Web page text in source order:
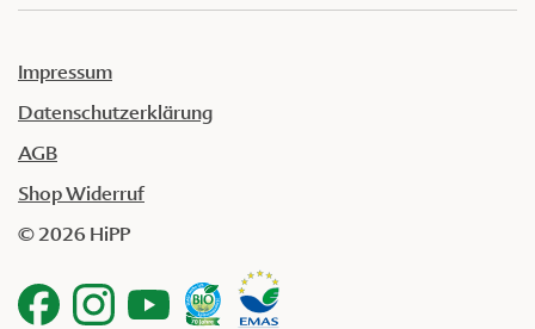
Impressum
Datenschutzerklärung
AGB
Shop Widerruf
© 2026 HiPP